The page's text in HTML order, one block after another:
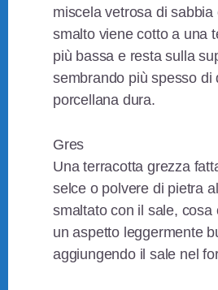
miscela vetrosa di sabbia
smalto viene cotto a una
più bassa e resta sulla
sembrando più spesso di
porcellana dura.
Gres
Una terracotta grezza
selce o polvere di pietra
smaltato con il sale, cosa
un aspetto leggermente
aggiungendo il sale nel